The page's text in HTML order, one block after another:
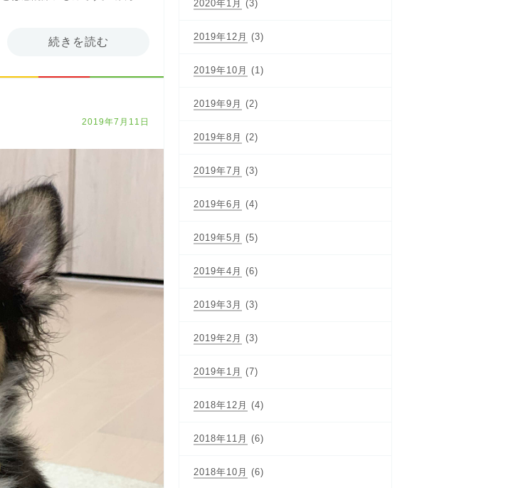
続きを読む
2019年7月11日
2020年1月 (3)
2019年12月 (3)
2019年10月 (1)
2019年9月 (2)
2019年8月 (2)
2019年7月 (3)
2019年6月 (4)
2019年5月 (5)
2019年4月 (6)
2019年3月 (3)
2019年2月 (3)
2019年1月 (7)
2018年12月 (4)
2018年11月 (6)
2018年10月 (6)